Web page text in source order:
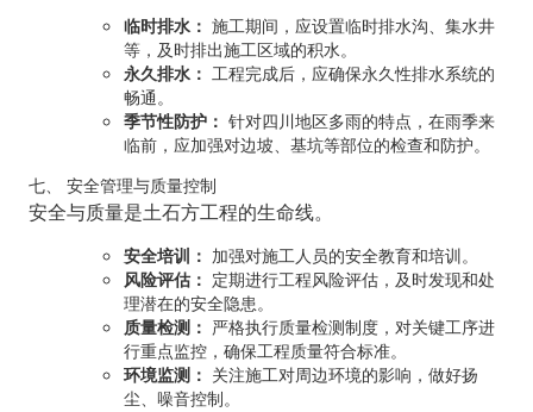
临时排水： 施工期间，应设置临时排水沟、集水井
等，及时排出施工区域的积水。
永久排水： 工程完成后，应确保永久性排水系统的
畅通。
季节性防护： 针对四川地区多雨的特点，在雨季来
临前，应加强对边坡、基坑等部位的检查和防护。
七、 安全管理与质量控制
安全与质量是土石方工程的生命线。
安全培训： 加强对施工人员的安全教育和培训。
风险评估： 定期进行工程风险评估，及时发现和处
理潜在的安全隐患。
质量检测： 严格执行质量检测制度，对关键工序进
行重点监控，确保工程质量符合标准。
环境监测： 关注施工对周边环境的影响，做好扬
尘、噪音控制。